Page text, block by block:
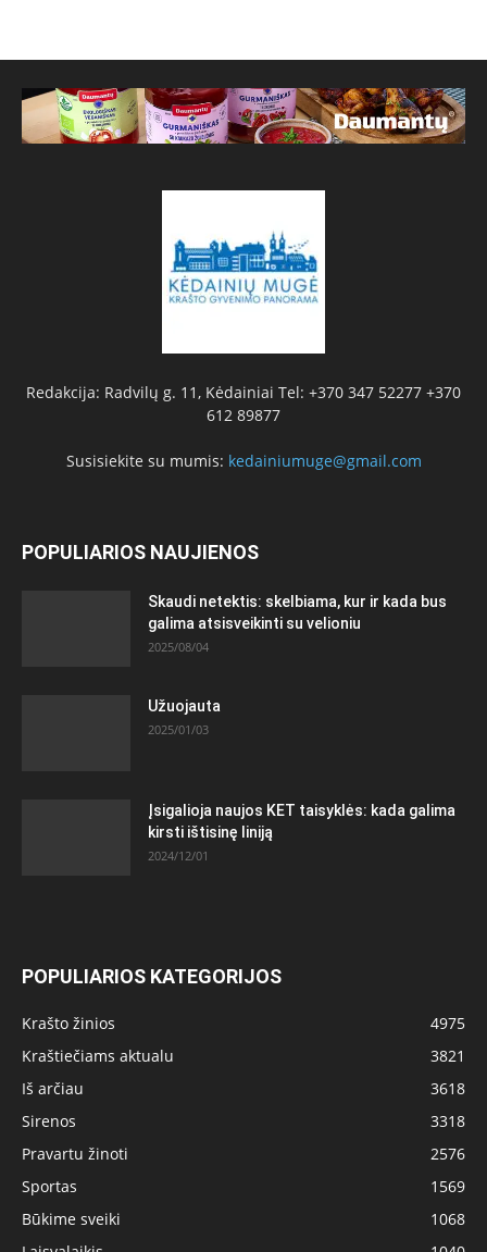
Redakcija: Radvilų g. 11, Kėdainiai Tel: +370 347 52277 +370
612 89877
Susisiekite su mumis: kedainiumuge@gmail.com
POPULIARIOS NAUJIENOS
Skaudi netektis: skelbiama, kur ir kada bus
galima atsisveikinti su velioniu
2025/08/04
Užuojauta
2025/01/03
Įsigalioja naujos KET taisyklės: kada galima
kirsti ištisinę liniją
2024/12/01
POPULIARIOS KATEGORIJOS
Krašto žinios
4975
Kraštiečiams aktualu
3821
Iš arčiau
3618
Sirenos
3318
Pravartu žinoti
2576
Sportas
1569
Būkime sveiki
1068